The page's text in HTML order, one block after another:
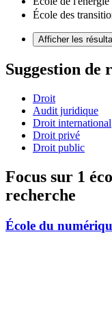
École des
Afficher les
Suggestion de
Droit
Audit juridique
Droit international
Droit privé
Droit public
Focus sur 1
recherche
École du